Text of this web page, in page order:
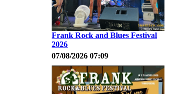
Frank Rock and Blues Festival
2026
07/08/2026 07:09